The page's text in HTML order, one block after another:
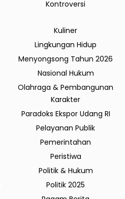
Kontroversi
Kuliner
Lingkungan Hidup
Menyongsong Tahun 2026
Nasional Hukum
Olahraga & Pembangunan
Karakter
Paradoks Ekspor Udang RI
Pelayanan Publik
Pemerintahan
Peristiwa
Politik & Hukum
Politik 2025